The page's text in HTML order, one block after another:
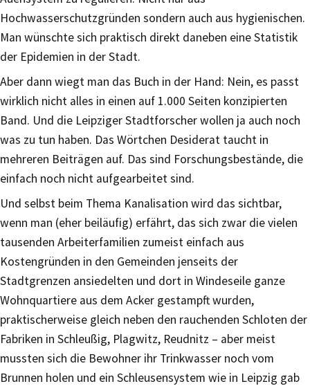
Hochwasserschutzgründen sondern auch aus hygienischen.
Man wünschte sich praktisch direkt daneben eine Statistik
der Epidemien in der Stadt.
Aber dann wiegt man das Buch in der Hand: Nein, es passt
wirklich nicht alles in einen auf 1.000 Seiten konzipierten
Band. Und die Leipziger Stadtforscher wollen ja auch noch
was zu tun haben. Das Wörtchen Desiderat taucht in
mehreren Beiträgen auf. Das sind Forschungsbestände, die
einfach noch nicht aufgearbeitet sind.
Und selbst beim Thema Kanalisation wird das sichtbar,
wenn man (eher beiläufig) erfährt, das sich zwar die vielen
tausenden Arbeiterfamilien zumeist einfach aus
Kostengründen in den Gemeinden jenseits der
Stadtgrenzen ansiedelten und dort in Windeseile ganze
Wohnquartiere aus dem Acker gestampft wurden,
praktischerweise gleich neben den rauchenden Schloten der
Fabriken in Schleußig, Plagwitz, Reudnitz – aber meist
mussten sich die Bewohner ihr Trinkwasser noch vom
Brunnen holen und ein Schleusensystem wie in Leipzig gab